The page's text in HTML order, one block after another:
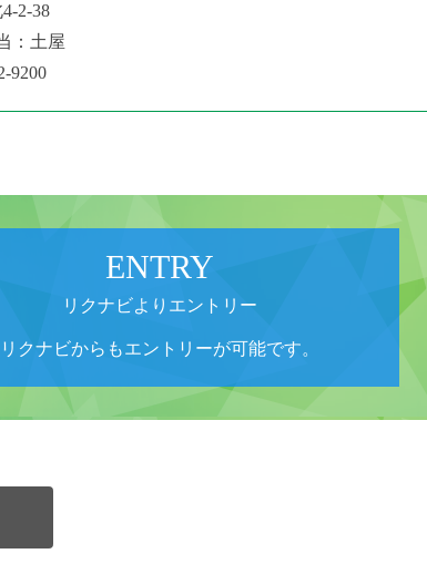
2-38
：土屋
9200
ENTRY
リクナビよりエントリー
リクナビからもエントリーが可能です。